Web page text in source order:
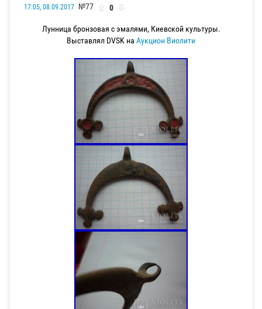
17:05, 08.09.2017 №77 0
Лунница бронзовая с эмалями, Киевской культуры.
Выставлял DVSK на Аукцион Виолити